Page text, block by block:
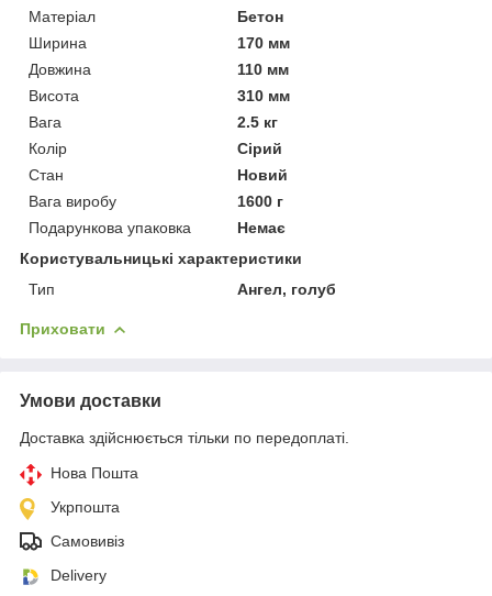
Матеріал
Бетон
Ширина
170 мм
Довжина
110 мм
Висота
310 мм
Вага
2.5 кг
Колір
Сірий
Стан
Новий
Вага виробу
1600 г
Подарункова упаковка
Немає
Користувальницькі характеристики
Тип
Ангел, голуб
Приховати
Умови доставки
Доставка здійснюється тільки по передоплаті.
Нова Пошта
Укрпошта
Самовивіз
Delivery